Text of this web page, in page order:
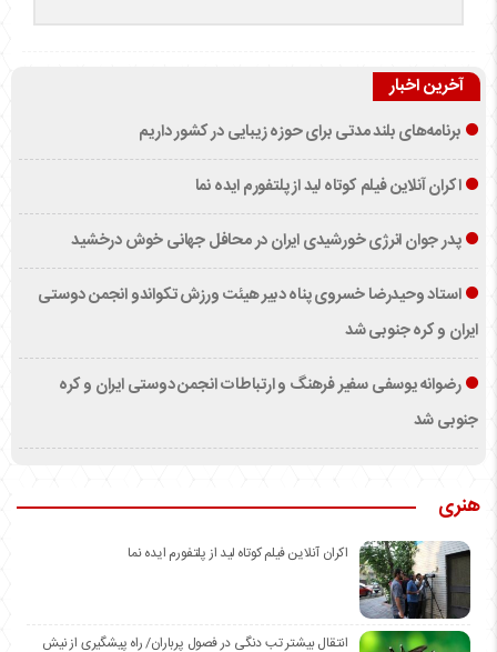
آخرین اخبار
برنامه‌های بلند مدتی برای حوزه زیبایی در کشور داریم
اکران آنلاین فیلم کوتاه لید از پلتفورم ایده نما
پدر جوان انرژی خورشیدی ایران در محافل جهانی خوش درخشید
استاد وحیدرضا خسروی پناه دبیر هیئت ورزش تکواندو انجمن دوستی
ایران و کره جنوبی شد
رضوانه یوسفی سفیر فرهنگ و ارتباطات انجمن دوستی ایران و کره
جنوبی شد
هنری
اکران آنلاین فیلم کوتاه لید از پلتفورم ایده نما
انتقال بیشتر تب دنگی در فصول پرباران/ راه پیشگیری از نیش